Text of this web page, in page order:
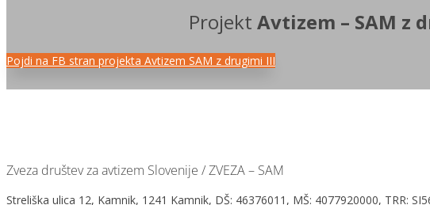
Projekt Avtizem – SAM z
Pojdi na FB stran projekta Avtizem SAM z drugimi III
Zveza društev za avtizem Slovenije / ZVEZA – SAM
Streliška ulica 12, Kamnik, 1241 Kamnik, DŠ: 46376011, MŠ: 4077920000, TRR: